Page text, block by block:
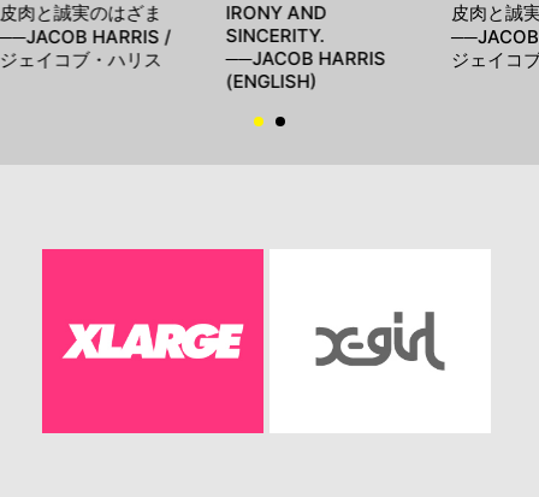
皮肉と誠実のはざま
──JACOB HARRIS /
ジェイコブ・ハリス
IRONY AND
SINCERITY.
──JACOB HARRIS
(ENGLISH)
皮肉と誠
ジェイコ